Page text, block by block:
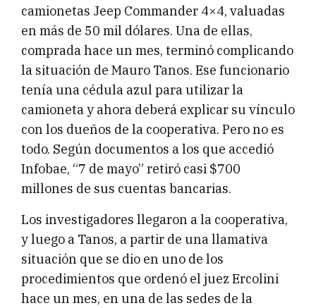
camionetas Jeep Commander 4×4, valuadas
en más de 50 mil dólares. Una de ellas,
comprada hace un mes, terminó complicando
la situación de Mauro Tanos. Ese funcionario
tenía una cédula azul para utilizar la
camioneta y ahora deberá explicar su vínculo
con los dueños de la cooperativa. Pero no es
todo. Según documentos a los que accedió
Infobae, “7 de mayo” retiró casi $700
millones de sus cuentas bancarias.
Los investigadores llegaron a la cooperativa,
y luego a Tanos, a partir de una llamativa
situación que se dio en uno de los
procedimientos que ordenó el juez Ercolini
hace un mes, en una de las sedes de la